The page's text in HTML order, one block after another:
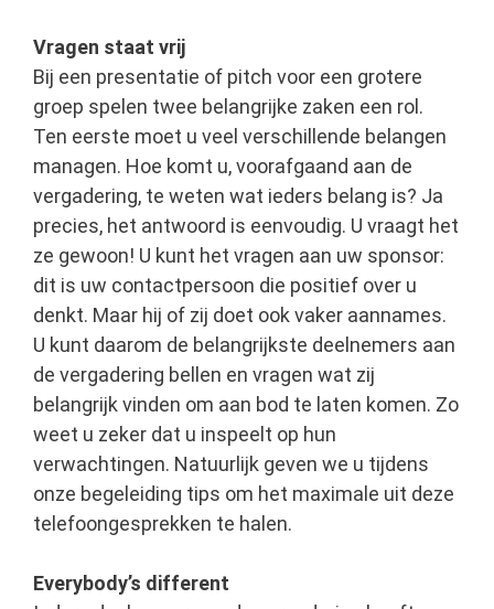
Vragen staat vrij
Bij een presentatie of pitch voor een grotere
groep spelen twee belangrijke zaken een rol.
Ten eerste moet u veel verschillende belangen
managen. Hoe komt u, voorafgaand aan de
vergadering, te weten wat ieders belang is? Ja
precies, het antwoord is eenvoudig. U vraagt het
ze gewoon! U kunt het vragen aan uw sponsor:
dit is uw contactpersoon die positief over u
denkt. Maar hij of zij doet ook vaker aannames.
U kunt daarom de belangrijkste deelnemers aan
de vergadering bellen en vragen wat zij
belangrijk vinden om aan bod te laten komen. Zo
weet u zeker dat u inspeelt op hun
verwachtingen. Natuurlijk geven we u tijdens
onze begeleiding tips om het maximale uit deze
telefoongesprekken te halen.
Everybody’s different